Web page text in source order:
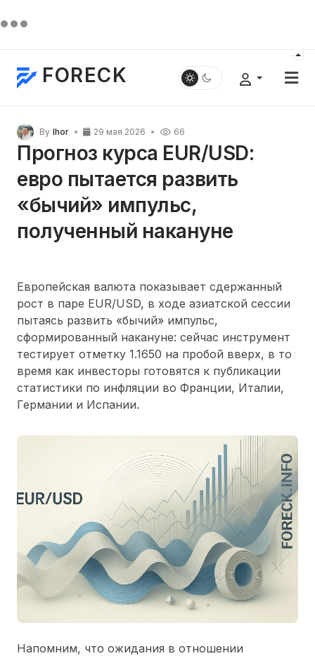
FORECK
By Ihor 29 мая 2026 66
Прогноз курса EUR/USD:
евро пытается развить
«бычий» импульс,
полученный накануне
Европейская валюта показывает сдержанный
рост в паре EUR/USD, в ходе азиатской сессии
пытаясь развить «бычий» импульс,
сформированный накануне: сейчас инструмент
тестирует отметку 1.1650 на пробой вверх, в то
время как инвесторы готовятся к публикации
статистики по инфляции во Франции, Италии,
Германии и Испании.
Напомним, что ожидания в отношении